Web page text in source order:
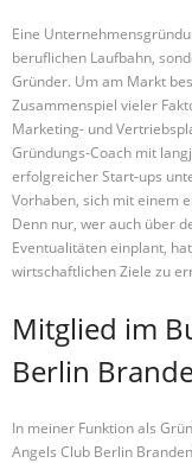
Eine
beruflichen Laufbahn,
Gründer. Um am Markt
Zusammenspiel vieler
Marketing- und
Gründungs-Coach mit
erfolgreicher Start-ups
Vorhaben, sich mit einem
Denn nur, wer auch über
Eventualitäten einplant,
wirtschaftlichen Ziele zu
Mitglied im
Berlin
In meiner Funktion als
Angels Club Berlin